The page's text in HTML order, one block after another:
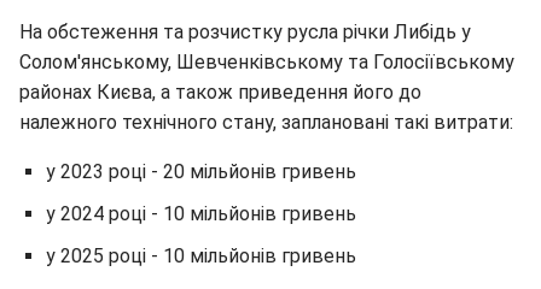
На обстеження та розчистку русла річки Либідь у
Солом'янському, Шевченківському та Голосіївському
районах Києва, а також приведення його до
належного технічного стану, заплановані такі витрати:
у 2023 році - 20 мільйонів гривень
у 2024 році - 10 мільйонів гривень
у 2025 році - 10 мільйонів гривень